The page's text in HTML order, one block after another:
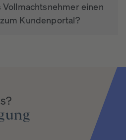
einen
Kundenportal?